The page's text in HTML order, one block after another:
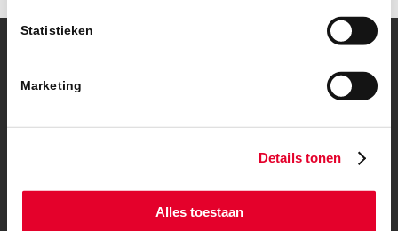
Statistieken
Marketing
Details tonen
Alles toestaan
voorwaarden